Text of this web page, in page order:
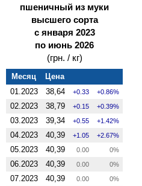
пшеничный из муки
высшего сорта
с января 2023
по июнь 2026
(грн. / кг)
Месяц
Цена
01.2023
38,64 0.33 0.86%
02.2023 38,79 0.15 0.39%
03.2023 39,34 0.55 1.42%
04.2023 40,39 1.05 2.67%
05.2023 40,39 0.00 0%
06.2023 40,39 0.00 0%
07.2023 40,39 0.00 0%